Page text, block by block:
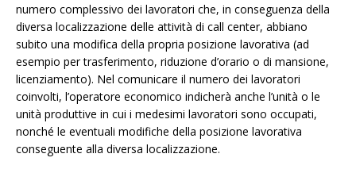
numero complessivo dei lavoratori che, in conseguenza della
diversa localizzazione delle attività di call center, abbiano
subito una modifica della propria posizione lavorativa (ad
esempio per trasferimento, riduzione d’orario o di mansione,
licenziamento). Nel comunicare il numero dei lavoratori
coinvolti, l’operatore economico indicherà anche l’unità o le
unità produttive in cui i medesimi lavoratori sono occupati,
nonché le eventuali modifiche della posizione lavorativa
conseguente alla diversa localizzazione.